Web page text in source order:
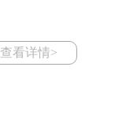
查看详情>